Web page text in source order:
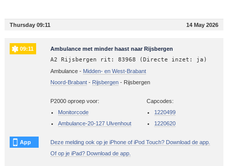
Thursday 09:11 14 May 2026
09:11 Ambulance met minder haast naar Rijsbergen
A2 Rijsbergen rit: 83968 (Directe inzet: ja)
Ambulance - Midden- en West-Brabant
Noord-Brabant- Rijsbergen- Rijsbergen
P2000 oproep voor:
Monitorcode
Ambulance-20-127 Ulvenhout
Capcodes:
1220499
1220620
App
Deze melding ook op je iPhone of iPod Touch? Download de app.
Of op je iPad? Download de app.